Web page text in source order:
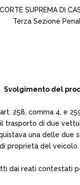
SUPREMA DI
Terza Sezione
Svolgimento del
258, comma 4, e
di due
una delle
proprietà del veicolo.
dai reati contestati